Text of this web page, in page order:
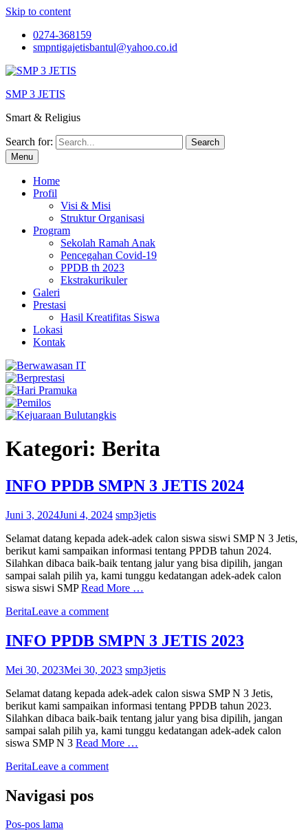
Skip to content
0274-368159
smpntigajetisbantul@yahoo.co.id
SMP 3 JETIS
Smart & Religius
Search for:
Menu
Home
Profil
Visi & Misi
Struktur Organisasi
Program
Sekolah Ramah Anak
Pencegahan Covid-19
PPDB th 2023
Ekstrakurikuler
Galeri
Prestasi
Hasil Kreatifitas Siswa
Lokasi
Kontak
Kategori: Berita
INFO PPDB SMPN 3 JETIS 2024
Juni 3, 2024Juni 4, 2024 smp3jetis
Selamat datang kepada adek-adek calon siswa siswi SMP N 3 Jetis,
berikut kami sampaikan informasi tentang PPDB tahun 2024.
Silahkan dibaca baik-baik tentang jalur yang bisa dipilih, jangan
sampai salah pilih ya, kami tunggu kedatangan adek-adek calon
siswa siswi SMPRead More …
BeritaLeave a comment
INFO PPDB SMPN 3 JETIS 2023
Mei 30, 2023Mei 30, 2023 smp3jetis
Selamat datang kepada adek-adek calon siswa SMP N 3 Jetis,
berikut kami sampaikan informasi tentang PPDB tahun 2023.
Silahkan dibaca baik-baik tentang jalur yang bisa dipilih, jangan
sampai salah pilih ya, kami tunggu kedatangan adek-adek calon
siswa SMP N 3 Read More …
BeritaLeave a comment
Navigasi pos
Pos-pos lama